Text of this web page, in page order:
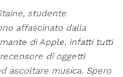
studente
affascinato dalla
di Apple, infatti tutti
di oggetti
ascoltare musica. Spero